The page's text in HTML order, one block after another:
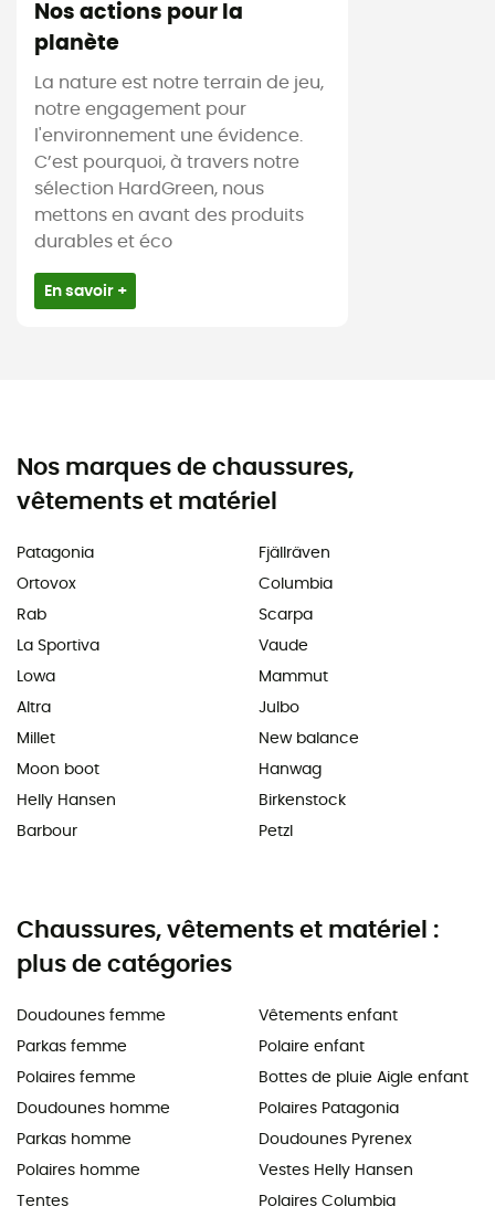
Nos actions pour la
planète
La nature est notre terrain de jeu,
notre engagement pour
l'environnement une évidence.
C’est pourquoi, à travers notre
sélection HardGreen, nous
mettons en avant des produits
durables et éco
En savoir +
Nos marques de chaussures,
vêtements et matériel
Patagonia
Ortovox
Rab
La Sportiva
Lowa
Altra
Millet
Moon boot
Helly Hansen
Barbour
Fjällräven
Columbia
Scarpa
Vaude
Mammut
Julbo
New balance
Hanwag
Birkenstock
Petzl
Chaussures, vêtements et matériel :
plus de catégories
Doudounes femme
Parkas femme
Polaires femme
Doudounes homme
Parkas homme
Polaires homme
Tentes
Vêtements enfant
Polaire enfant
Bottes de pluie Aigle enfant
Polaires Patagonia
Doudounes Pyrenex
Vestes Helly Hansen
Polaires Columbia